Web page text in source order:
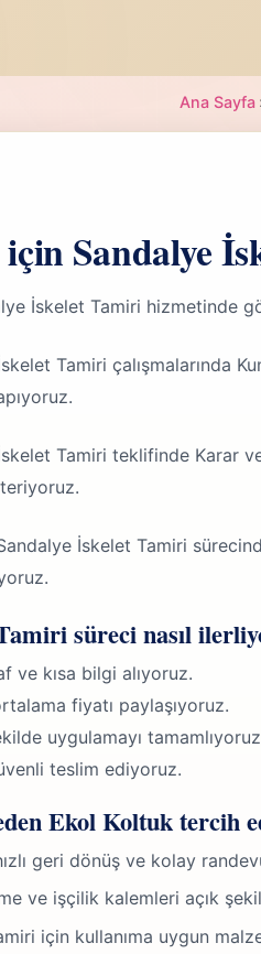
Ana Sayfa
Sandalye
İskelet Tamiri hizmetinde
Tamiri çalışmalarında
Tamiri teklifinde Karar
İskelet Tamiri
süreci nasıl
ve kısa bilgi alıyoruz.
fiyatı paylaşıyoruz.
uygulamayı
teslim ediyoruz.
Ekol Koltuk tercih
geri dönüş ve kolay
ve işçilik kalemleri açık
için kullanıma uygun